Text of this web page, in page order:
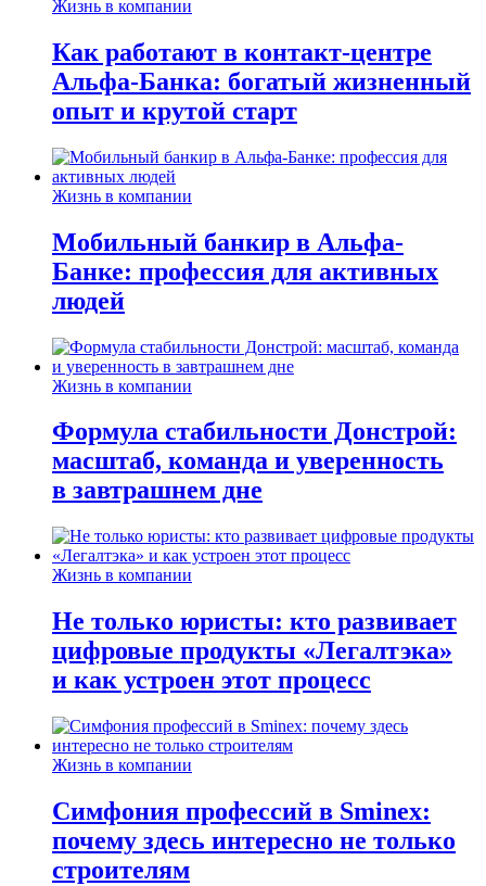
Жизнь в компании
Как работают в контакт-центре
Альфа-Банка: богатый жизненный
опыт и крутой старт
Жизнь в компании
Мобильный банкир в Альфа-
Банке: профессия для активных
людей
Жизнь в компании
Формула стабильности Донстрой:
масштаб, команда и уверенность
в завтрашнем дне
Жизнь в компании
Не только юристы: кто развивает
цифровые продукты «Легалтэка»
и как устроен этот процесс
Жизнь в компании
Симфония профессий в Sminex:
почему здесь интересно не только
строителям